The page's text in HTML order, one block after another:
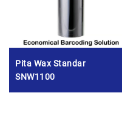
Pita Wax Standar
SNW1100